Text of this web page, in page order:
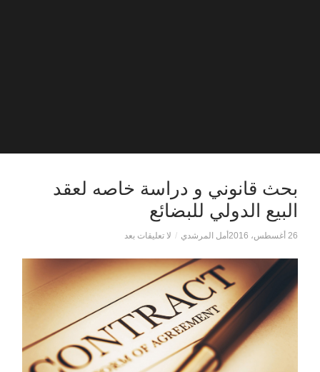
بحث قانوني و دراسة خاصه لعقد
البيع الدولي للبضائع
26 أغسطس، 2016 أمل المرشدي / لا تعليقات بعد